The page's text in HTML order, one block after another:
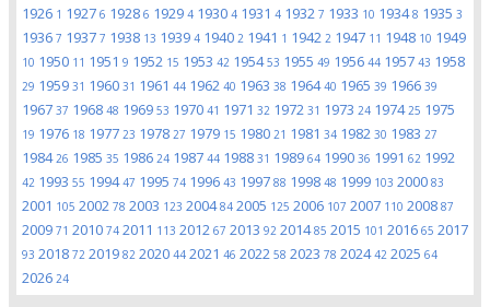
1926 1 1927 6 1928 6 1929 4 1930 4 1931 4 1932 7 1933 10 19348 1935 3
1936 7 1937 7 1938 13 1939 4 1940 2 1941 1 1942 2 1947 11 1948 10 1949
10 1950 11 1951 9 1952 15 1953 42 195453 1955 49 1956 44 1957 43 1958
29 1959 31 1960 31 1961 44 1962 40 1963 38 196440 1965 39 1966 39
1967 37 1968 48 1969 53 1970 41 1971 32 1972 31 1973 24 197425 1975
19 1976 18 1977 23 1978 27 1979 15 1980 21 1981 34 1982 30 1983 27
198426 1985 35 1986 24 1987 44 1988 31 1989 64 1990 36 1991 62 1992
42 1993 55 199447 1995 74 1996 43 1997 88 1998 48 1999 103 2000 83
2001 105 2002 78 2003 123 200484 2005 125 2006 107 2007 110 2008 87
2009 71 2010 74 2011 113 2012 67 2013 92 201485 2015 101 2016 65 2017
93 2018 72 2019 82 2020 44 2021 46 2022 58 2023 78 202442 2025 64
2026 24